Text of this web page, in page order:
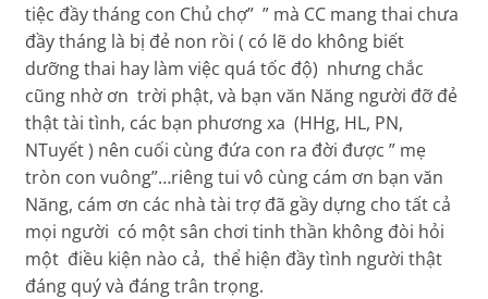
tiệc đầy tháng con Chủ chợ” ” mà CC mang thai chưa
đầy tháng là bị đẻ non rồi ( có lẽ do không biết
dưỡng thai hay làm việc quá tốc độ) nhưng chắc
cũng nhờ ơn trời phật, và bạn văn Năng người đỡ đẻ
thật tài tình, các bạn phương xa (HHg, HL, PN,
NTuyết ) nên cuối cùng đứa con ra đời được ” mẹ
tròn con vuông”…riêng tui vô cùng cám ơn bạn văn
Năng, cám ơn các nhà tài trợ đã gầy dựng cho tất cả
mọi người có một sân chơi tinh thần không đòi hỏi
một điều kiện nào cả, thể hiện đầy tình người thật
đáng quý và đáng trân trọng.